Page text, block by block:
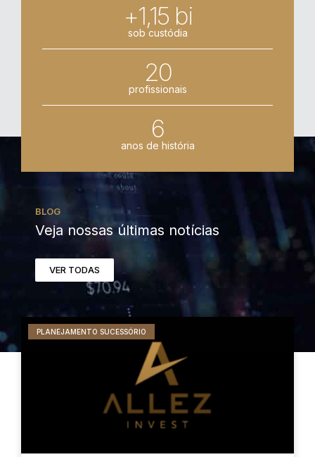
+1,15 bi
sob custódia
20
profissionais
6
anos de história
BLOG
Veja nossas últimas notícias
VER TODAS
PLANEJAMENTO SUCESSÓRIO